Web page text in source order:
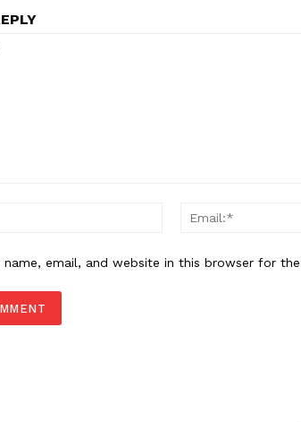
Name:*
name, email, and website in this browser for